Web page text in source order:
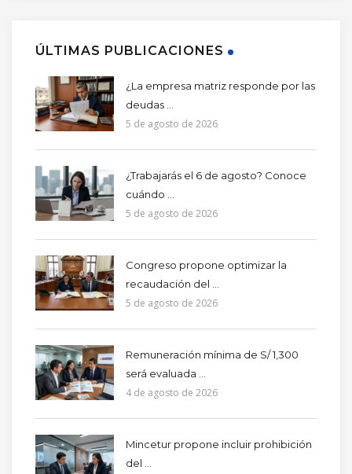
ÚLTIMAS PUBLICACIONES
¿La empresa matriz responde por las
deudas ...
5 de agosto de 2026
¿Trabajarás el 6 de agosto? Conoce
cuándo ...
5 de agosto de 2026
Congreso propone optimizar la
recaudación del ...
5 de agosto de 2026
Remuneración mínima de S/ 1,300
será evaluada ...
4 de agosto de 2026
Mincetur propone incluir prohibición
del ...